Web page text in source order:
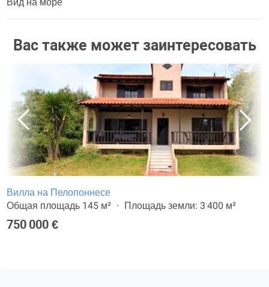
Вас также может заинтересовать
Вилла на Пелопоннесе
Общая площадь 145 м²
Площадь земли: 3 400 м²
750 000 €